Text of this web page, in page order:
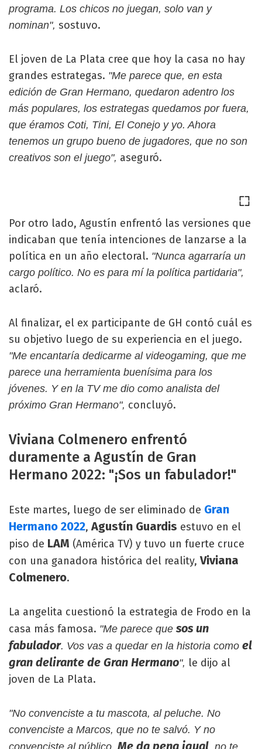
programa. Los chicos no juegan, solo van y
nominan", sostuvo.
El joven de La Plata cree que hoy la casa no hay
grandes estrategas. "Me parece que, en esta
edición de Gran Hermano, quedaron adentro los
más populares, los estrategas quedamos por fuera,
que éramos Coti, Tini, El Conejo y yo. Ahora
tenemos un grupo bueno de jugadores, que no son
creativos son el juego", aseguró.
Por otro lado, Agustín enfrentó las versiones que
indicaban que tenía intenciones de lanzarse a la
política en un año electoral. "Nunca agarraría un
cargo político. No es para mí la política partidaria",
aclaró.
Al finalizar, el ex participante de GH contó cuál es
su objetivo luego de su experiencia en el juego.
"Me encantaría dedicarme al videogaming, que me
parece una herramienta buenísima para los
jóvenes. Y en la TV me dio como analista del
próximo Gran Hermano", concluyó.
Viviana Colmenero enfrentó
duramente a Agustín de Gran
Hermano 2022: "¡Sos un fabulador!"
Este martes, luego de ser eliminado de Gran
Hermano 2022,Agustín Guardis estuvo en el
piso de LAM (América TV) y tuvo un fuerte cruce
con una ganadora histórica del reality,Viviana
Colmenero.
La angelita cuestionó la estrategia de Frodo en la
casa más famosa. "Me parece que sos un
fabulador. Vos vas a quedar en la historia como el
gran delirante de Gran Hermano", le dijo al
joven de La Plata.
"No convenciste a tu mascota, al peluche. No
convenciste a Marcos, que no te salvó. Y no
convenciste al público. Me da pena igual , no te